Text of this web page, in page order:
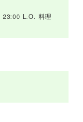
L.O. 料理